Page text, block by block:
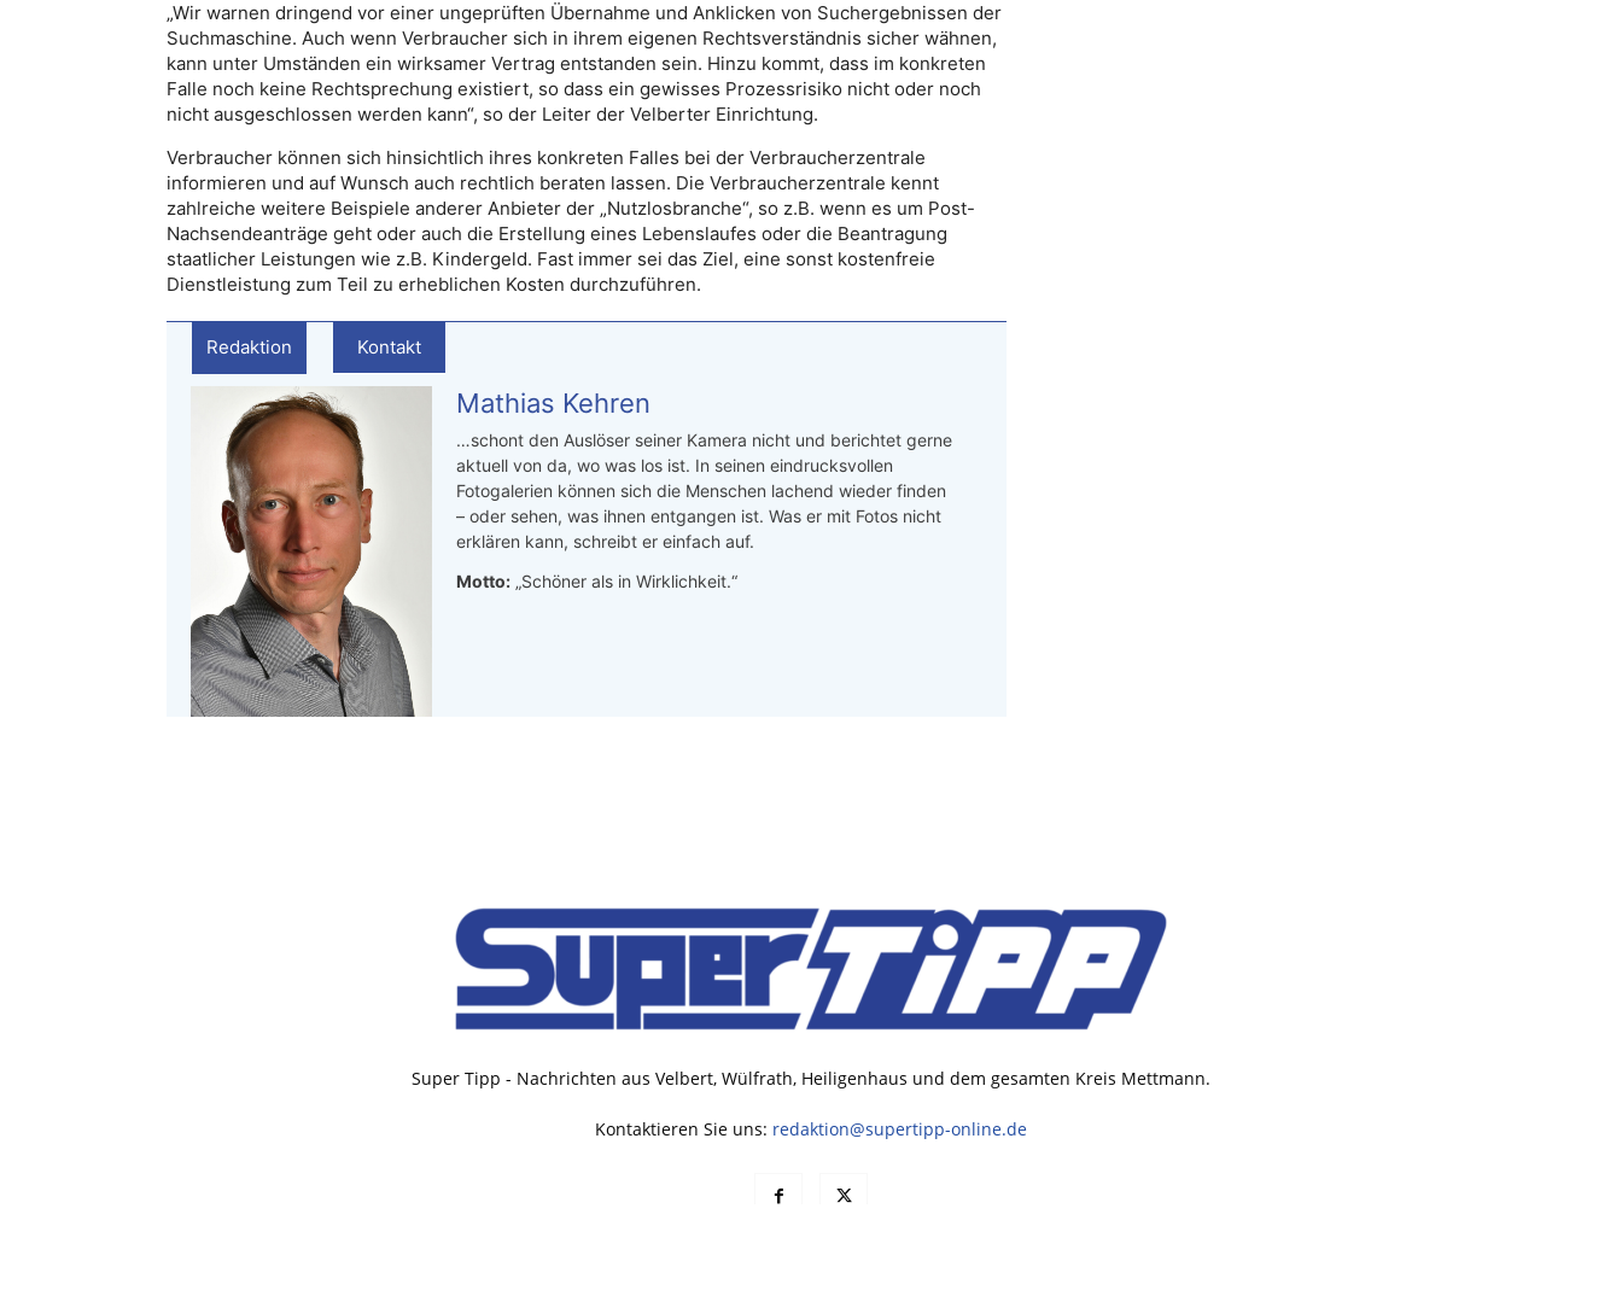
„Wir warnen dringend vor einer ungeprüften Übernahme und Anklicken von Suchergebnissen der
Suchmaschine. Auch wenn Verbraucher sich in ihrem eigenen Rechtsverständnis sicher wähnen,
kann unter Umständen ein wirksamer Vertrag entstanden sein. Hinzu kommt, dass im konkreten
Falle noch keine Rechtsprechung existiert, so dass ein gewisses Prozessrisiko nicht oder noch
nicht ausgeschlossen werden kann“, so der Leiter der Velberter Einrichtung.
Verbraucher können sich hinsichtlich ihres konkreten Falles bei der Verbraucherzentrale
informieren und auf Wunsch auch rechtlich beraten lassen. Die Verbraucherzentrale kennt
zahlreiche weitere Beispiele anderer Anbieter der „Nutzlosbranche“, so z.B. wenn es um Post-
Nachsendeanträge geht oder auch die Erstellung eines Lebenslaufes oder die Beantragung
staatlicher Leistungen wie z.B. Kindergeld. Fast immer sei das Ziel, eine sonst kostenfreie
Dienstleistung zum Teil zu erheblichen Kosten durchzuführen.
Redaktion Kontakt
Mathias Kehren
…schont den Auslöser seiner Kamera nicht und berichtet gerne
aktuell von da, wo was los ist. In seinen eindrucksvollen
Fotogalerien können sich die Menschen lachend wieder finden
– oder sehen, was ihnen entgangen ist. Was er mit Fotos nicht
erklären kann, schreibt er einfach auf.
Motto: „Schöner als in Wirklichkeit.“
Super Tipp - Nachrichten aus Velbert, Wülfrath, Heiligenhaus und dem gesamten Kreis Mettmann.
Kontaktieren Sie uns: redaktion@supertipp-online.de